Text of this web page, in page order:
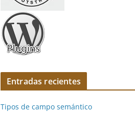
Entradas recientes
Tipos de campo semántico